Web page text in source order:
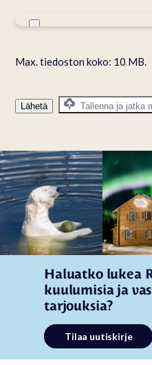
Max. tiedoston koko: 10 MB.
Lähetä Tallenna ja jatka
Haluatko lukea
kuulumisia ja
tarjouksia?
Tilaa uutiskirje